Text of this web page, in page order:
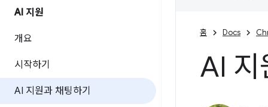
AI 지원
개요
시작하기
AI 지원과 채팅하기
홈 Docs
AI 지